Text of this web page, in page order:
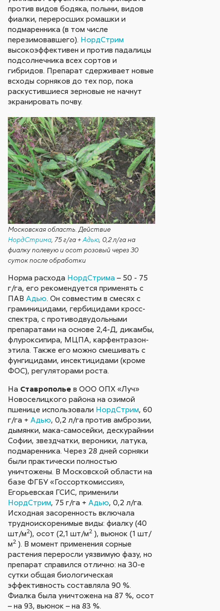
против видов бодяка, полыни, видов
фиалки, переросших ромашки и
подмаренника (в том числе
перезимовавшего). НордСтрим
высокоэффективен и против падалицы
подсолнечника всех сортов и
гибридов. Препарат сдерживает новые
всходы сорняков до тех пор, пока
раскустившиеся зерновые не начнут
экранировать почву.
Московская область. Действие
НордСтрима , 75 г/га +Адью , 0,2 л/га на
фиалку полевую и осот розовый через 30
суток после обработки
Норма расхода НордСтрима – 50 - 75
г/га, его рекомендуется применять с
ПАВАдью. Он совместим в смесях с
граминицидами, гербицидами кросс-
спектра, с противодвудольными
препаратами на основе 2,4-Д, дикамбы,
флуроксипира, МЦПА, карфентразон-
этила. Также его можно смешивать с
фунгицидами, инсектицидами (кроме
ФОС), регуляторами роста.
На Ставрополье в ООО ОПХ «Луч»
Новоселицкого района на озимой
пшенице использовали НордСтрим, 60
г/га + Адью, 0,2 л/га против амброзии,
дымянки, мака-самосейки, дескурайнии
Софии, звездчатки, вероники, латука,
подмаренника. Через 28 дней сорняки
были практически полностью
уничтожены. В Московской области на
базе ФГБУ «Госсорткомиссия»,
Егорьевская ГСИС, применили
НордСтрим, 75 г/га + Адью, 0,2 л/га.
Исходная засоренность включала
трудноискоренимые виды: фиалку (40
шт/м2), осот (2,1 шт/м2 ), вьюнок (1 шт/
м2 ). В момент применения сорные
растения переросли уязвимую фазу, но
препарат справился отлично: на 30-е
сутки общая биологическая
эффективность составляла 90 %.
Фиалка была уничтожена на 87 %, осот
– на 93, вьюнок – на 83 %.